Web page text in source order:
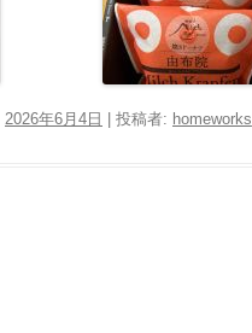
2026年6月4日 投稿者: homeworks